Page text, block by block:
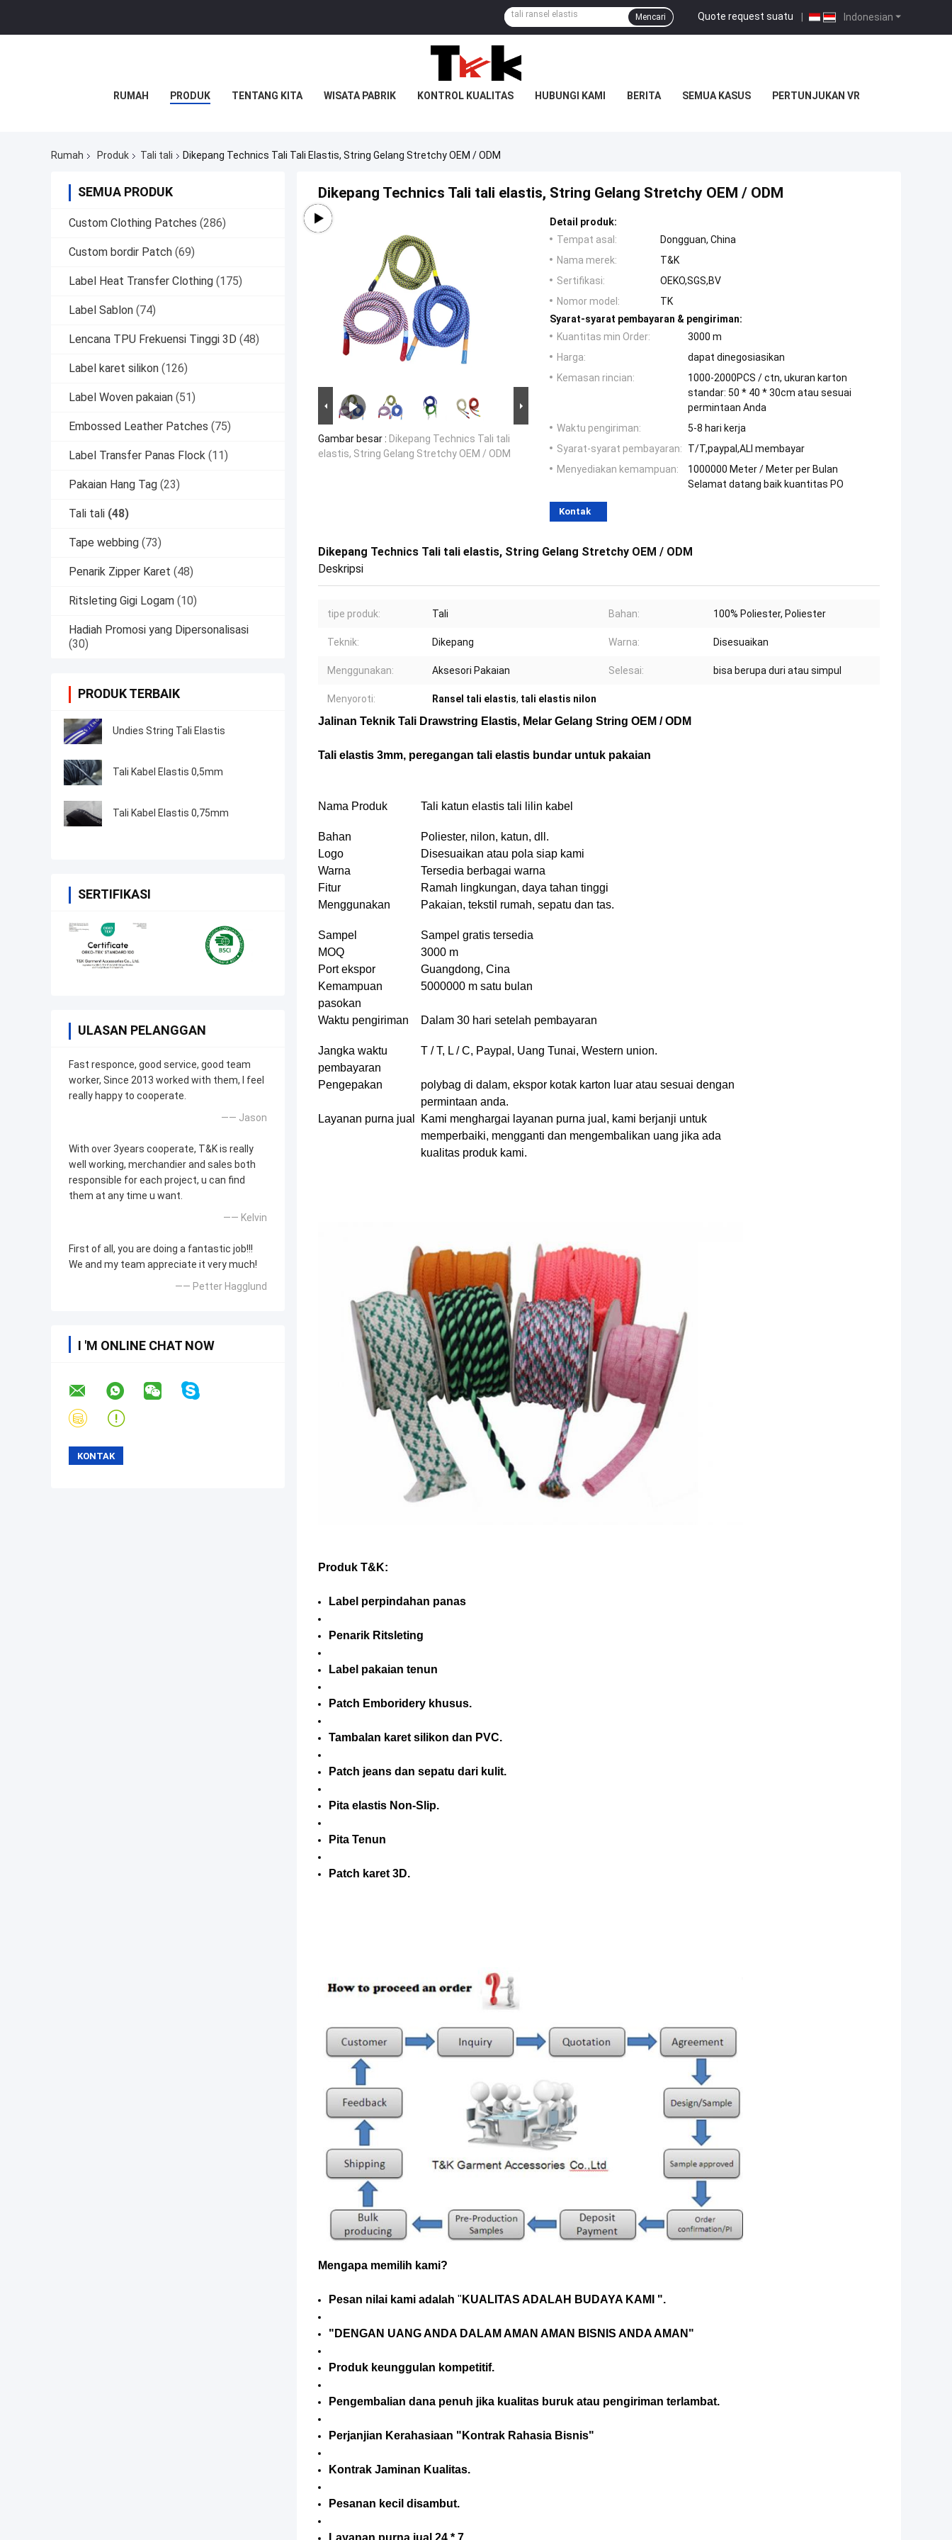
Indonesian
Quote request suatu |
Mencari
RUMAH PRODUK TENTANG KITA WISATA PABRIK KONTROL KUALITAS HUBUNGI KAMI BERITA SEMUA KASUS PERTUNJUKAN VR
Rumah Produk Tali tali Dikepang Technics Tali Tali Elastis, String Gelang Stretchy OEM / ODM
SEMUA PRODUK
Custom Clothing Patches (286)
Custom bordir Patch (69)
Label Heat Transfer Clothing (175)
Label Sablon (74)
Lencana TPU Frekuensi Tinggi 3D (48)
Label karet silikon (126)
Label Woven pakaian (51)
Embossed Leather Patches (75)
Label Transfer Panas Flock (11)
Pakaian Hang Tag (23)
Tali tali (48)
Tape webbing (73)
Penarik Zipper Karet (48)
Ritsleting Gigi Logam (10)
Hadiah Promosi yang Dipersonalisasi
(30)
PRODUK TERBAIK
Undies String Tali Elastis
Tali Kabel Elastis 0,5mm
Tali Kabel Elastis 0,75mm
SERTIFIKASI
ULASAN PELANGGAN
Fast responce, good service, good team
worker, Since 2013 worked with them, I feel
really happy to cooperate.
—— Jason
With over 3years cooperate, T&K is really
well working, merchandier and sales both
responsible for each project, u can find
them at any time u want.
—— Kelvin
First of all, you are doing a fantastic job!!!
We and my team appreciate it very much!
—— Petter Hagglund
I 'M ONLINE CHAT NOW
Dikepang Technics Tali tali elastis, String Gelang Stretchy OEM / ODM
Gambar besar : Dikepang Technics Tali tali
elastis, String Gelang Stretchy OEM / ODM
Detail produk:
Tempat asal:
Dongguan, China
Nama merek:
T&K
Sertifikasi:
OEKO,SGS,BV
Nomor model:
TK
Syarat-syarat pembayaran & pengiriman:
Kuantitas min Order:
3000 m
Harga:
dapat dinegosiasikan
Kemasan rincian:
1000-2000PCS / ctn, ukuran karton
standar: 50 * 40 * 30cm atau sesuai
permintaan Anda
Waktu pengiriman:
5-8 hari kerja
Syarat-syarat pembayaran:
T/T,paypal,ALI membayar
Menyediakan kemampuan:
1000000 Meter / Meter per Bulan
Selamat datang baik kuantitas PO
Kontak
Dikepang Technics Tali tali elastis, String Gelang Stretchy OEM / ODM
Deskripsi
tipe produk: Tali Bahan: 100% Poliester, Poliester
Teknik: Dikepang Warna: Disesuaikan
Menggunakan: Aksesori Pakaian Selesai: bisa berupa duri atau simpul
Menyoroti: Ransel tali elastis, tali elastis nilon
Jalinan Teknik Tali Drawstring Elastis, Melar Gelang String OEM / ODM
Tali elastis 3mm, peregangan tali elastis bundar untuk pakaian
Nama Produk Tali katun elastis tali lilin kabel
Bahan
Poliester, nilon, katun, dll.
Logo
Disesuaikan atau pola siap kami
Warna
Tersedia berbagai warna
Fitur
Ramah lingkungan, daya tahan tinggi
Menggunakan
Pakaian, tekstil rumah, sepatu dan tas.
Sampel
Sampel gratis tersedia
MOQ
3000 m
Port ekspor
Guangdong, Cina
Kemampuan
pasokan
5000000 m satu bulan
Waktu pengiriman Dalam 30 hari setelah pembayaran
Jangka waktu
pembayaran
T / T, L / C, Paypal, Uang Tunai, Western union.
Pengepakan
polybag di dalam, ekspor kotak karton luar atau sesuai dengan
permintaan anda.
Layanan purna jual
Kami menghargai layanan purna jual, kami berjanji untuk
memperbaiki, mengganti dan mengembalikan uang jika ada
kualitas produk kami.
Produk T&K:
Label perpindahan panas
Penarik Ritsleting
Label pakaian tenun
Patch Emboridery khusus.
Tambalan karet silikon dan PVC.
Patch jeans dan sepatu dari kulit.
Pita elastis Non-Slip.
Pita Tenun
Patch karet 3D.
Mengapa memilih kami?
Pesan nilai kami adalah " KUALITAS ADALAH BUDAYA KAMI ".
"DENGAN UANG ANDA DALAM AMAN AMAN BISNIS ANDA AMAN"
Produk keunggulan kompetitif.
Pengembalian dana penuh jika kualitas buruk atau pengiriman terlambat.
Perjanjian Kerahasiaan "Kontrak Rahasia Bisnis"
Kontrak Jaminan Kualitas.
Pesanan kecil disambut.